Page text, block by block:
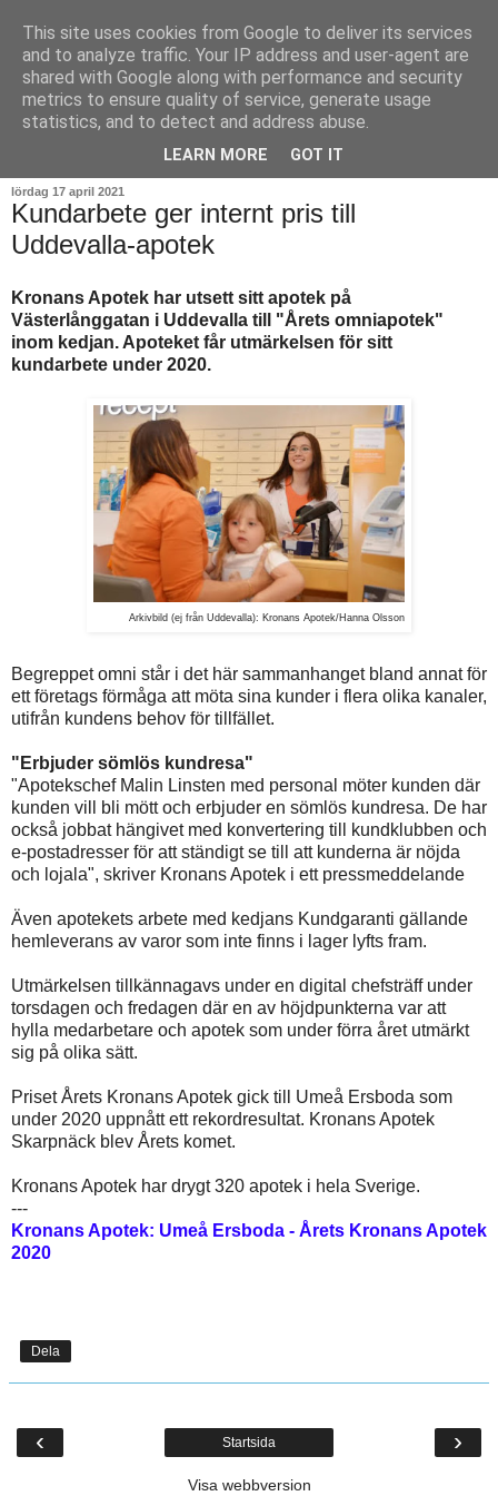
lördag 17 april 2021
Kundarbete ger internt pris till
Uddevalla-apotek
Kronans Apotek har utsett sitt apotek på
Västerlånggatan i Uddevalla till "Årets omniapotek"
inom kedjan. Apoteket får utmärkelsen för sitt
kundarbete under 2020.
Arkivbild (ej från Uddevalla): Kronans Apotek/Hanna Olsson
Begreppet omni står i det här sammanhanget bland annat för
ett företags förmåga att möta sina kunder i flera olika kanaler,
utifrån kundens behov för tillfället.
"Erbjuder sömlös kundresa"
"Apotekschef Malin Linsten med personal möter kunden där
kunden vill bli mött och erbjuder en sömlös kundresa. De har
också jobbat hängivet med konvertering till kundklubben och
e-postadresser för att ständigt se till att kunderna är nöjda
och lojala", skriver Kronans Apotek i ett pressmeddelande
Även apotekets arbete med kedjans Kundgaranti gällande
hemleverans av varor som inte finns i lager lyfts fram.
Utmärkelsen tillkännagavs under en digital chefsträff under
torsdagen och fredagen där en av höjdpunkterna var att
hylla medarbetare och apotek som under förra året utmärkt
sig på olika sätt.
Priset Årets Kronans Apotek gick till Umeå Ersboda som
under 2020 uppnått ett rekordresultat. Kronans Apotek
Skarpnäck blev Årets komet.
Kronans Apotek har drygt 320 apotek i hela Sverige.
---
Kronans Apotek: Umeå Ersboda - Årets Kronans Apotek
2020
Dela
‹ ›
Startsida
Visa webbversion
This site uses cookies from Google to deliver its services
and to analyze traffic. Your IP address and user-agent are
shared with Google along with performance and security
metrics to ensure quality of service, generate usage
statistics, and to detect and address abuse.
LEARN MORE GOT IT